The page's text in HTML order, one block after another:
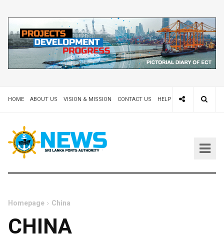
HOME ABOUT US VISION & MISSION CONTACT US HELP DESK 24X7
Homepage China
CHINA